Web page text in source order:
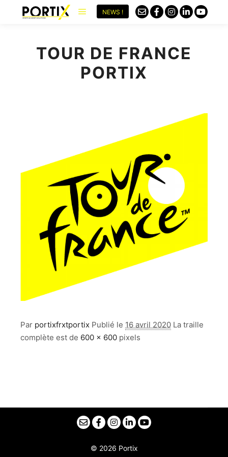
NEWS !
TOUR DE FRANCE
PORTIX
Par portixfrxtportix Publié le 16 avril 2020 La traille
complète est de 600 × 600 pixels
© 2026 Portix